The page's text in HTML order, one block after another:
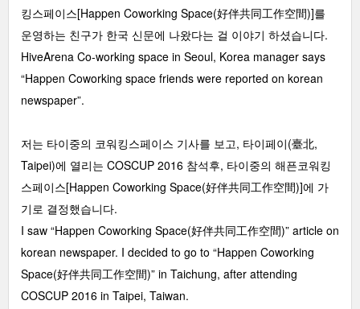
킹스페이스[Happen Coworking Space(好伴共同工作空間)]를
운영하는 친구가 한국 신문에 나왔다는 걸 이야기 하셨습니다.
HiveArena Co-working space in Seoul, Korea manager says
“Happen Coworking space friends were reported on korean
newspaper”.
저는 타이중의 코워킹스페이스 기사를 보고, 타이페이(臺北,
Taipei)에 열리는 COSCUP 2016 참석후, 타이중의 해픈코워킹
스페이스[Happen Coworking Space(好伴共同工作空間)]에 가
기로 결정했습니다.
I saw “Happen Coworking Space(好伴共同工作空間)” article on
korean newspaper. I decided to go to “Happen Coworking
Space(好伴共同工作空間)” in Taichung, after attending
COSCUP 2016 in Taipei, Taiwan.